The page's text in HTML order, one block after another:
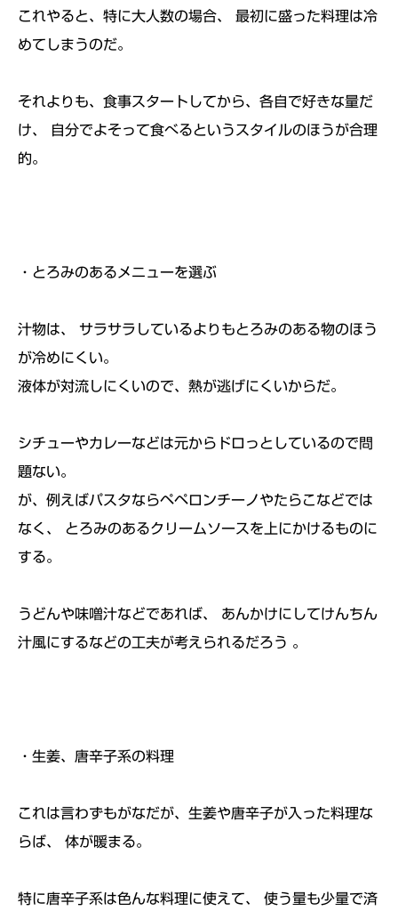
これやると、特に大人数の場合、 最初に盛った料理は冷
めてしまうのだ。
それよりも、食事スタートしてから、各自で好きな量だ
け、 自分でよそって食べるというスタイルのほうが合理
的。
・とろみのあるメニューを選ぶ
汁物は、 サラサラしているよりもとろみのある物のほう
が冷めにくい。
液体が対流しにくいので、熱が逃げにくいからだ。
シチューやカレーなどは元からドロっとしているので問
題ない。
が、例えばパスタならペペロンチーノやたらこなどでは
なく、 とろみのあるクリームソースを上にかけるものに
する。
うどんや味噌汁などであれば、 あんかけにしてけんちん
汁風にするなどの工夫が考えられるだろう 。
・生姜、唐辛子系の料理
これは言わずもがなだが、生姜や唐辛子が入った料理な
らば、 体が暖まる。
特に唐辛子系は色んな料理に使えて、 使う量も少量で済